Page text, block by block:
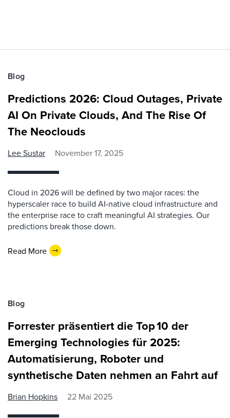
Blog
Predictions 2026: Cloud Outages, Private
AI On Private Clouds, And The Rise Of
The Neoclouds
Lee Sustar November 17, 2025
Cloud in 2026 will be defined by two major races: the
hyperscaler race to build AI-native cloud infrastructure and
the enterprise race to craft meaningful AI strategies. Our
predictions break those down.
Read More
Blog
Forrester präsentiert die Top 10 der
Emerging Technologies für 2025:
Automatisierung, Roboter und
synthetische Daten nehmen an Fahrt auf
Brian Hopkins 22 Mai 2025